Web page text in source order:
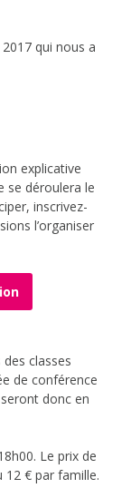
qui nous a
explicative
se déroulera le
inscrivez-
l’organiser
classes
de conférence
donc en
Le prix de
€ par famille.